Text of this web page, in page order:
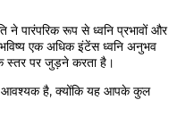
पारंपरिक रूप से ध्वनि प्रभावों और
एक अधिक इंटेंस ध्वनि अनुभव
स्तर पर जुड़ने करता है।
आवश्यक है, क्योंकि यह आपके कुल